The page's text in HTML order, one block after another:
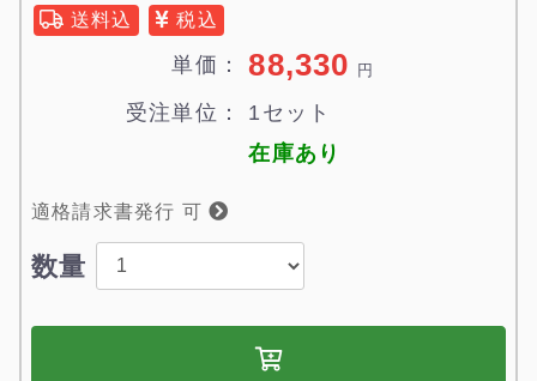
送料込 税込
単価： 88,330 円
受注単位：
1セット
在庫あり
適格請求書発行 可
数量